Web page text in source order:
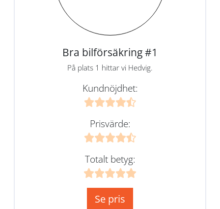
Bra bilförsäkring #1
På plats 1 hittar vi Hedvig.
Kundnöjdhet:
Prisvärde:
Totalt betyg:
Se pris